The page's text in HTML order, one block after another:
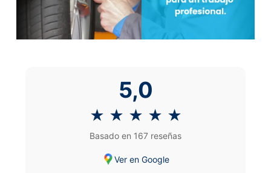
5,0
★ ★ ★ ★ ★
Basado en 167 reseñas
Ver en Google